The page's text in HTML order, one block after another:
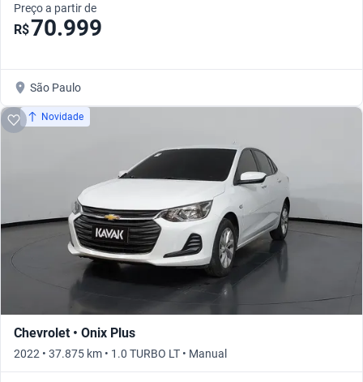
Preço a partir de
R$70.999
São Paulo
Novidade
Chevrolet • Onix Plus
2022 • 37.875 km • 1.0 TURBO LT • Manual